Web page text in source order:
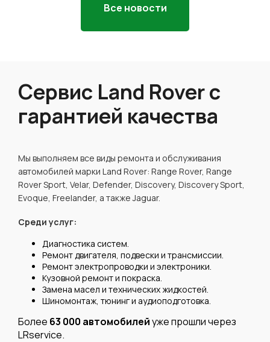
Все новости
Сервис Land Rover с
гарантией качества
Мы выполняем все виды ремонта и обслуживания
автомобилей марки Land Rover: Range Rover, Range
Rover Sport, Velar, Defender, Discovery, Discovery Sport,
Evoque, Freelander, а также Jaguar.
Среди услуг:
Диагностика систем.
Ремонт двигателя, подвески и трансмиссии.
Ремонт электропроводки и электроники.
Кузовной ремонт и покраска.
Замена масел и технических жидкостей.
Шиномонтаж, тюнинг и аудиоподготовка.
Более 63 000 автомобилейуже прошли через
LRservice.